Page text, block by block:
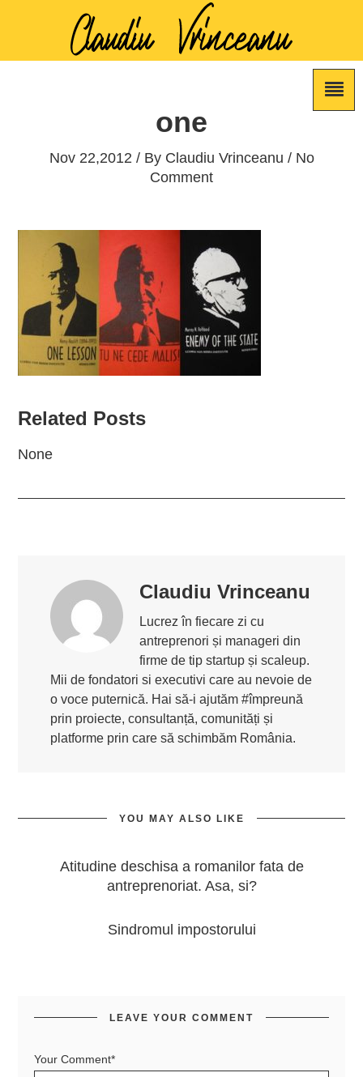
one
Nov 22,2012 / By Claudiu Vrinceanu / No
Comment
Related Posts
None
Claudiu Vrinceanu
Lucrez în fiecare zi cu
antreprenori și manageri din
firme de tip startup și scaleup.
Mii de fondatori si executivi care au nevoie de
o voce puternică. Hai să-i ajutăm #împreună
prin proiecte, consultanță, comunități și
platforme prin care să schimbăm România.
YOU MAY ALSO LIKE
Atitudine deschisa a romanilor fata de
antreprenoriat. Asa, si?
Sindromul impostorului
LEAVE YOUR COMMENT
Your Comment*